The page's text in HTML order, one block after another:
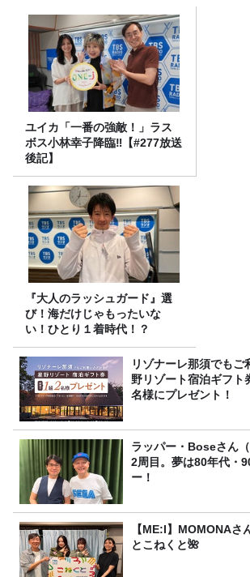
ユイカ「一番の強敵！」ラス
ボス小林幸子降臨‼【#277放送
後記】
『大人のラッシュガード』選
び！海だけじゃもったいな
い！ひとり１着時代！？
リゾナーレ那須でもご
野リゾート宿泊ギフト
名様にプレゼント！
ラッパー・Boseさん（
2周目。夢は80年代・
ー！
【ME:I】MOMONAさ
とこねくと🌺